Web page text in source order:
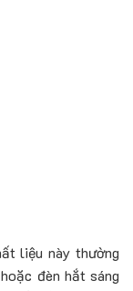
liệu này thường
đèn hắt sáng